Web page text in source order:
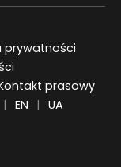
prywatności
prasowy
EN
ENGLISH
UA
UKRAIŃSKI